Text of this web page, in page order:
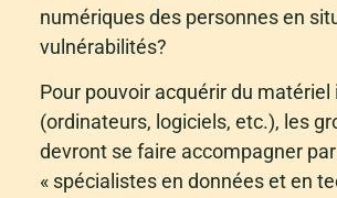
numériques des personnes en
vulnérabilités?
Pour pouvoir acquérir du
(ordinateurs, logiciels, etc.), les
devront se faire accompagner
« spécialistes en données et en